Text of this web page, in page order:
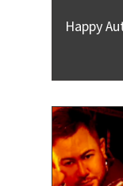
Happy